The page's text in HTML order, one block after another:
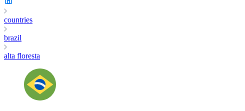
countries
brazil
alta floresta